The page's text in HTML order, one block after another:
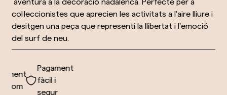
´aventura a la decoració nadalenca. Perfecte per a
col·leccionistes que aprecien les activitats a l'aire lliure i
desitgen una peça que representi la llibertat i l'emoció
del surf de neu.
Pagament
fàcil i
segur